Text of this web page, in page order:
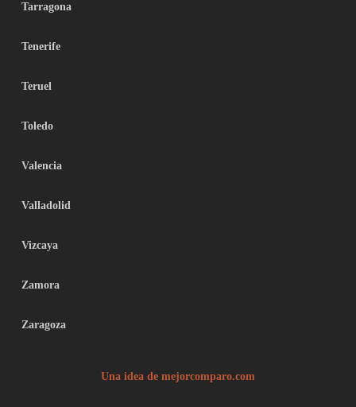
Tarragona
Tenerife
Teruel
Toledo
Valencia
Valladolid
Vizcaya
Zamora
Zaragoza
Una idea de mejorcomparo.com